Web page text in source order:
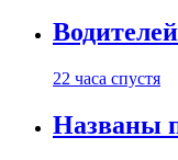
22 часа спустя
Названы